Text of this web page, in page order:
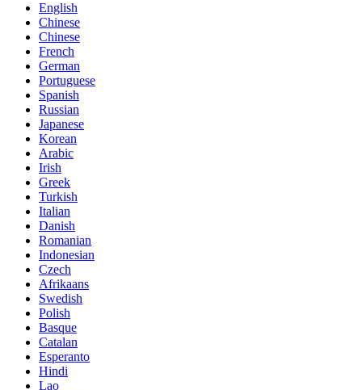
English
Chinese
Chinese
French
German
Portuguese
Spanish
Russian
Japanese
Korean
Arabic
Irish
Greek
Turkish
Italian
Danish
Romanian
Indonesian
Czech
Afrikaans
Swedish
Polish
Basque
Catalan
Esperanto
Hindi
Lao